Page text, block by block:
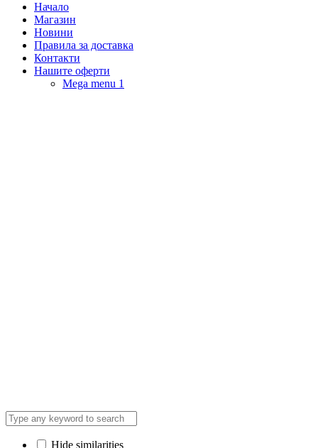
Начало
Магазин
Новини
Правила за доставка
Контакти
Нашите оферти
Mega menu 1
Hide similarities